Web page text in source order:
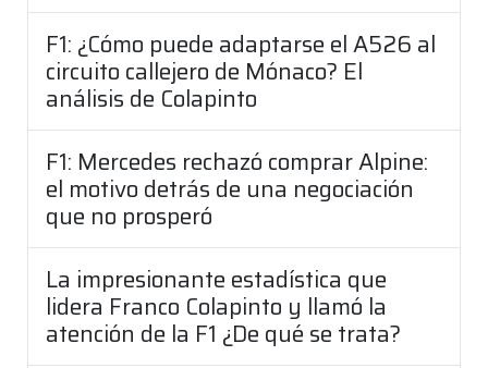
F1: ¿Cómo puede adaptarse el A526 al
circuito callejero de Mónaco? El
análisis de Colapinto
F1: Mercedes rechazó comprar Alpine:
el motivo detrás de una negociación
que no prosperó
La impresionante estadística que
lidera Franco Colapinto y llamó la
atención de la F1 ¿De qué se trata?